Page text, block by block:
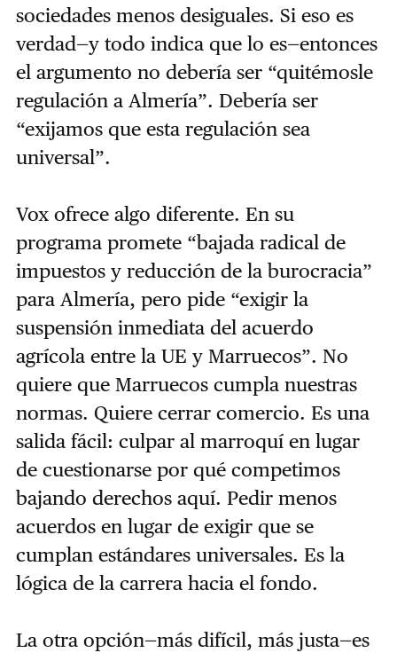
sociedades menos desiguales. Si eso es
verdad—y todo indica que lo es—entonces
el argumento no debería ser “quitémosle
regulación a Almería”. Debería ser
“exijamos que esta regulación sea
universal”.
Vox ofrece algo diferente. En su
programa promete “bajada radical de
impuestos y reducción de la burocracia”
para Almería, pero pide “exigir la
suspensión inmediata del acuerdo
agrícola entre la UE y Marruecos”. No
quiere que Marruecos cumpla nuestras
normas. Quiere cerrar comercio. Es una
salida fácil: culpar al marroquí en lugar
de cuestionarse por qué competimos
bajando derechos aquí. Pedir menos
acuerdos en lugar de exigir que se
cumplan estándares universales. Es la
lógica de la carrera hacia el fondo.
La otra opción—más difícil, más justa—es